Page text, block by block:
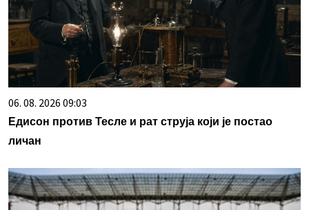
06. 08. 2026 09:03
Едисон против Тесле и рат струја који је постао
личан